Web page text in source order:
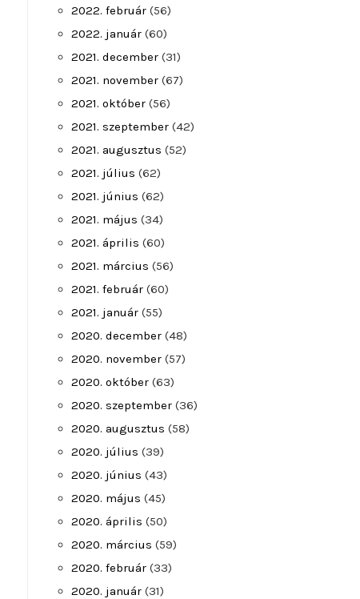
2022. február (56)
2022. január (60)
2021. december (31)
2021. november (67)
2021. október (56)
2021. szeptember (42)
2021. augusztus (52)
2021. július (62)
2021. június (62)
2021. május (34)
2021. április (60)
2021. március (56)
2021. február (60)
2021. január (55)
2020. december (48)
2020. november (57)
2020. október (63)
2020. szeptember (36)
2020. augusztus (58)
2020. július (39)
2020. június (43)
2020. május (45)
2020. április (50)
2020. március (59)
2020. február (33)
2020. január (31)